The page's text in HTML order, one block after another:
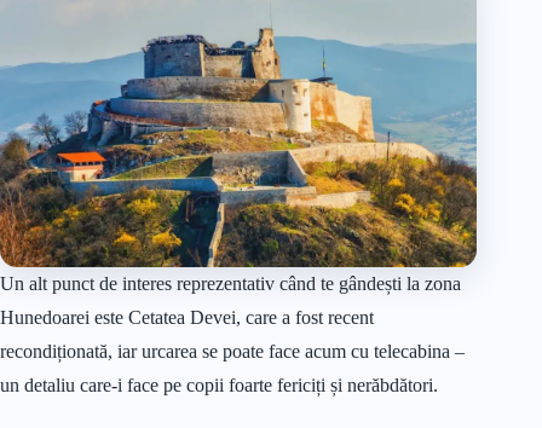
Un alt punct de interes reprezentativ când te gândești la zona
Hunedoarei este Cetatea Devei, care a fost recent
recondiționată, iar urcarea se poate face acum cu telecabina –
un detaliu care-i face pe copii foarte fericiți și nerăbdători.